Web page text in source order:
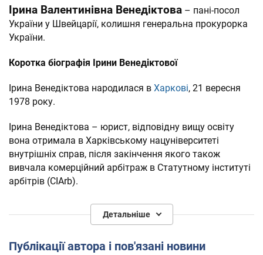
Ірина Валентинівна Венедіктова – пані-посол
України у Швейцарії, колишня генеральна прокурорка
України.
Коротка біографія Ірини Венедіктової
Ірина Венедіктова народилася в Харкові, 21 вересня
1978 року.
Ірина Венедіктова – юрист, відповідну вищу освіту
вона отримала в Харківському нацуніверситеті
внутрішніх справ, після закінчення якого також
вивчала комерційний арбітраж в Статутному інституті
арбітрів (CIArb).
Працювала юридичним консультантом і радником в
ряді приватних комерційних фірм. Керує власною
Міжнародному комерційному арбітражному суді при
Детальніше
Публікації автора і пов'язані новини